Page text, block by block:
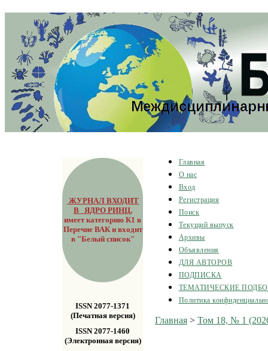
ЖУРНАЛ ВХОДИТ
В ЯДРО РИНЦ,
имеет категорию К1 в
Перечне ВАК и входит
в "Белый список"
ISSN 2077-1371
(Печатная версия)
ISSN 2077-1460
(Электронная версия)
Главная
О нас
Вход
Регистрация
Поиск
Текущий выпуск
Архивы
Объявления
ДЛЯ АВТОРОВ
ПОДПИСКА
ТЕМАТИЧЕСКИЕ
Политика
Главная> Том 18, № 1